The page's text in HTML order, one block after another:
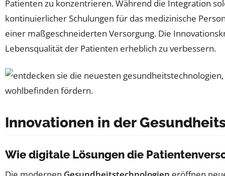
Patienten zu konzentrieren. Während die Integration
kontinuierlicher Schulungen für das medizinische
einer maßgeschneiderten Versorgung. Die
Lebensqualität der Patienten erheblich zu verbessern.
Innovationen in der
Wie digitale Lösungen die